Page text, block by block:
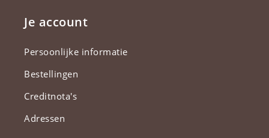
Je account
Persoonlijke informatie
Bestellingen
Creditnota's
Adressen